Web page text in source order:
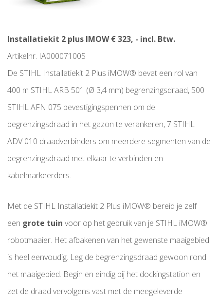
Installatiekit 2 plus IMOW € 323, - incl. Btw.
Artikelnr. IA000071005
De STIHL Installatiekit 2 Plus iMOW® bevat een rol van
400 m STIHL ARB 501 (Ø 3,4 mm) begrenzingsdraad, 500
STIHL AFN 075 bevestigingspennen om de
begrenzingsdraad in het gazon te verankeren, 7 STIHL
ADV 010 draadverbinders om meerdere segmenten van de
begrenzingsdraad met elkaar te verbinden en
kabelmarkeerders.
Met de STIHL Installatiekit 2 Plus iMOW® bereid je zelf
een grote tuin voor op het gebruik van je STIHL iMOW®
robotmaaier. Het afbakenen van het gewenste maaigebied
is heel eenvoudig. Leg de begrenzingsdraad gewoon rond
het maaigebied. Begin en eindig bij het dockingstation en
zet de draad vervolgens vast met de meegeleverde